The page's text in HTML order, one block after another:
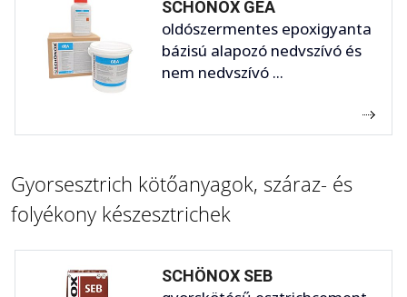
SCHÖNOX GEA
oldószermentes epoxigyanta
bázisú alapozó nedvszívó és
nem nedvszívó ...
Gyorsesztrich kötőanyagok, száraz- és
folyékony készesztrichek
SCHÖNOX SEB